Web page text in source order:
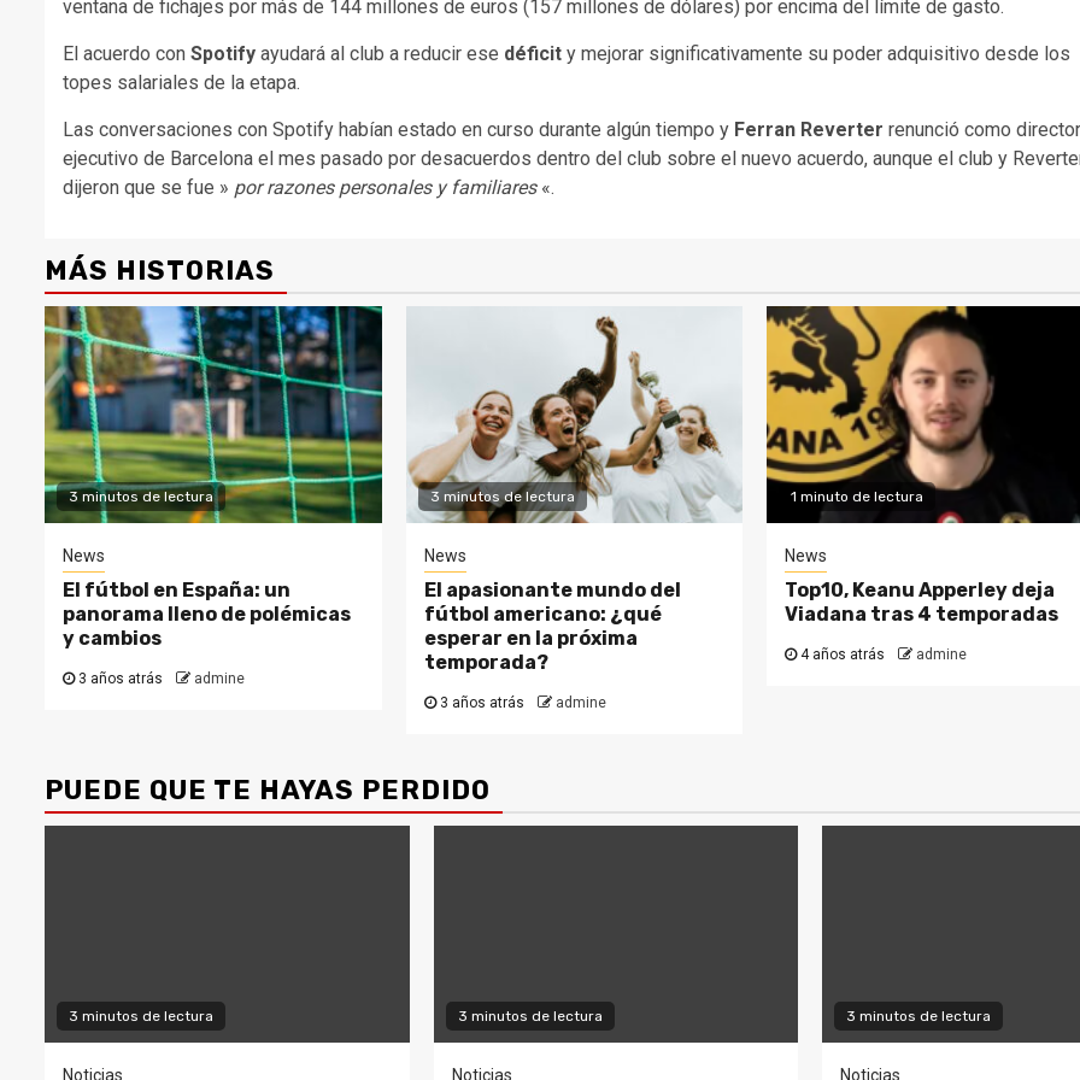
ventana de fichajes por más de 144 millones de euros (157 millones de dólares) por encima del límite de gasto.
El acuerdo con Spotify ayudará al club a reducir ese déficit y mejorar significativamente su poder adquisitivo desde los
topes salariales de la etapa.
Las conversaciones con Spotify habían estado en curso durante algún tiempo y Ferran Reverter renunció como director
ejecutivo de Barcelona el mes pasado por desacuerdos dentro del club sobre el nuevo acuerdo, aunque el club y
dijeron que se fue » por razones personales y familiares«.
MÁS HISTORIAS
3 minutos de lectura
News
El fútbol en España: un
panorama lleno de polémicas
y cambios
3 años atrás admine
3 minutos de lectura
News
El apasionante mundo del
fútbol americano: ¿qué
esperar en la próxima
temporada?
3 años atrás admine
1 minuto de lectura
News
Top10, Keanu Apperley deja
Viadana tras 4 temporadas
4 años atrás admine
PUEDE QUE TE HAYAS PERDIDO
3 minutos de lectura
Noticias
3 minutos de lectura
Noticias
3 minutos de lectura
Noticias